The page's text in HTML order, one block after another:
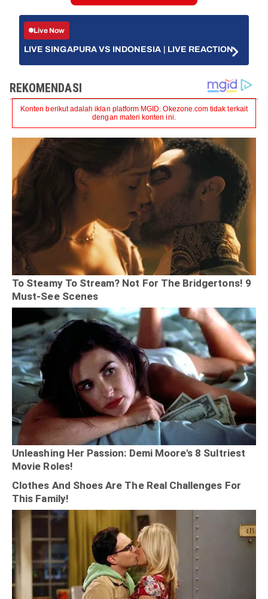
Live Now
LIVE SINGAPURA VS INDONESIA | LIVE REACTION